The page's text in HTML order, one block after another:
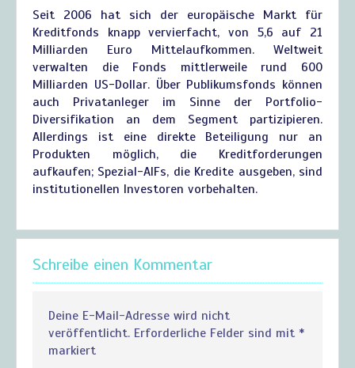
Seit 2006 hat sich der europäische Markt für
Kreditfonds knapp vervierfacht, von 5,6 auf 21
Milliarden Euro Mittelaufkommen. Weltweit
verwalten die Fonds mittlerweile rund 600
Milliarden US-Dollar. Über Publikumsfonds können
auch Privatanleger im Sinne der Portfolio-
Diversifikation an dem Segment partizipieren.
Allerdings ist eine direkte Beteiligung nur an
Produkten möglich, die Kreditforderungen
aufkaufen; Spezial-AIFs, die Kredite ausgeben, sind
institutionellen Investoren vorbehalten.
Schreibe einen Kommentar
Deine E-Mail-Adresse wird nicht
veröffentlicht. Erforderliche Felder sind mit *
markiert